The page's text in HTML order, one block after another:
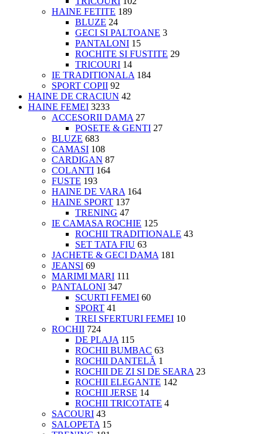
HAINE FETITE 189
BLUZE 24
GECI SI PALTOANE 3
PANTALONI 15
ROCHITE SI FUSTITE 29
TRICOURI 14
IE TRADITIONALA 184
SPORT COPII 92
HAINE DE CRACIUN 42
HAINE FEMEI 3233
ACCESORII DAMA 27
POSETE & GENTI 27
BLUZE 683
CAMASI 108
CARDIGAN 87
COLANTI 164
FUSTE 193
HAINE DE VARA 164
HAINE SPORT 137
TRENING 47
IE CAMASA ROCHIE 125
ROCHII TRADITIONALE 43
SET TATA FIU 63
JACHETE & GECI DAMA 181
JEANSI 69
MARIMI MARI 111
PANTALONI 347
SCURTI FEMEI 60
SPORT 41
TREI SFERTURI FEMEI 10
ROCHII 724
DE PLAJA 115
ROCHII BUMBAC 63
ROCHII DANTELĂ 1
ROCHII DE ZI SI DE SEARA 23
ROCHII ELEGANTE 142
ROCHII JERSE 14
ROCHII TRICOTATE 4
SACOURI 43
SALOPETA 15